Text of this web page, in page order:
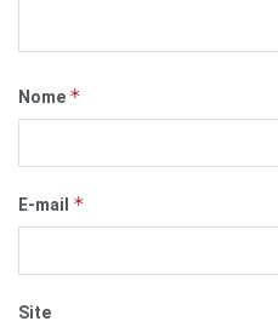
Nome *
E-mail *
Site